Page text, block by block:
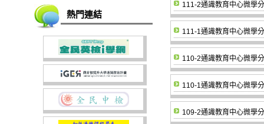
熱門連結
111-2通識教育中心微學
111-1通識教育中心微學
110-2通識教育中心微學
110-1通識教育中心微學
109-2通識教育中心微學